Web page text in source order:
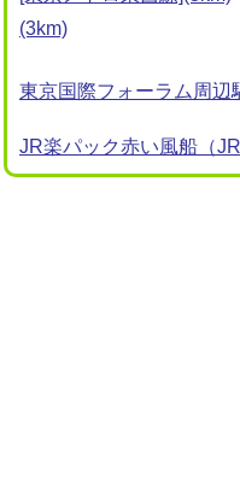
(3km)
東京国際フォーラム周辺
JR楽パック赤い風船（